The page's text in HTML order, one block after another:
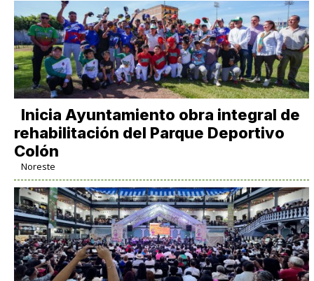
Inicia Ayuntamiento obra integral de
rehabilitación del Parque Deportivo
Colón
Noreste